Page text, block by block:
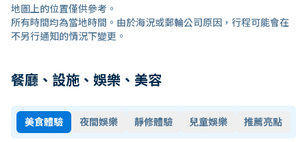
地圖上的位置僅供參考。
所有時間均為當地時間。由於海況或郵輪公司原因，行程可能會在
不另行通知的情況下變更。
餐廳、設施、娛樂、美容
美食體驗 夜間娛樂 靜修體驗 兒童娛樂 推薦亮點